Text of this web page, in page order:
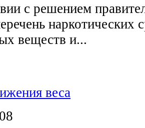
с решением
наркотических
веществ и...
веса